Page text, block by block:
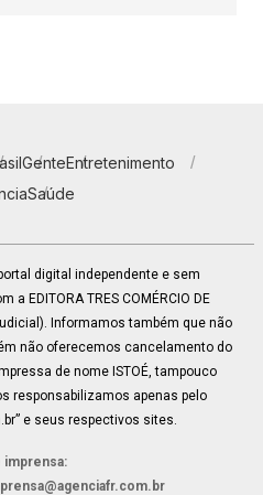
GenteEntretenimento
Saúde
portal digital independente e sem
EDITORA TRES COMÉRCIO DE
Informamos também que não
não oferecemos cancelamento do
de nome ISTOÉ, tampouco
responsabilizamos apenas pelo
e seus respectivos sites.